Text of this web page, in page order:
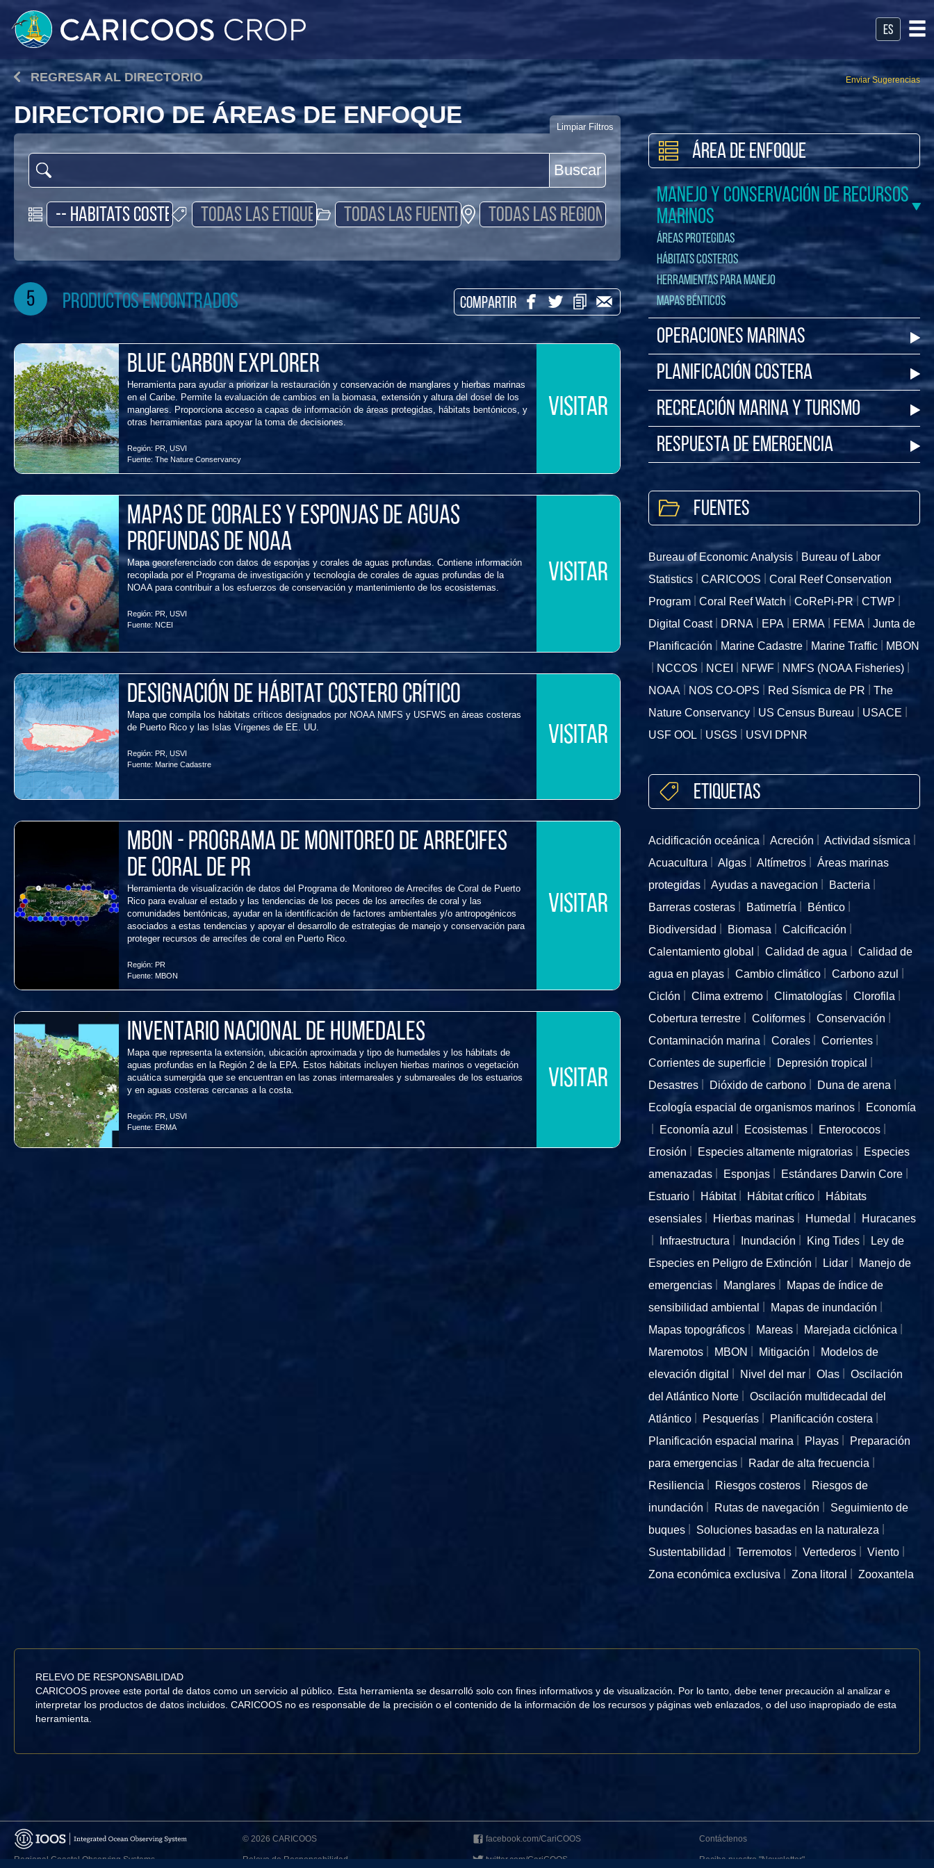
es
REGRESAR AL DIRECTORIO Enviar Sugerencias
DIRECTORIO DE ÁREAS DE ENFOQUE
Buscar
Limpiar Filtros
5 productos encontrados COMPARTIR
Blue Carbon Explorer
Herramienta para ayudar a priorizar la restauración y conservación de manglares y hierbas marinas
en el Caribe. Permite la evaluación de cambios en la biomasa, extensión y altura del dosel de los
manglares. Proporciona acceso a capas de información de áreas protegidas, hábitats bentónicos, y
otras herramientas para apoyar la toma de decisiones.
Región: PR USVI
Fuente: The Nature Conservancy
VISITAR
Mapas de corales y esponjas de aguas
profundas de NOAA
Mapa georeferenciado con datos de esponjas y corales de aguas profundas. Contiene información
recopilada por el Programa de investigación y tecnología de corales de aguas profundas de la
NOAA para contribuir a los esfuerzos de conservación y mantenimiento de los ecosistemas.
Región: PR USVI
Fuente: NCEI
VISITAR
Designación de hábitat costero crítico
Mapa que compila los hábitats críticos designados por NOAA NMFS y USFWS en áreas costeras
de Puerto Rico y las Islas Vírgenes de EE. UU.
Región: PR, USVI
Fuente: Marine Cadastre
VISITAR
MBON - Programa de Monitoreo de Arrecifes
de Coral de PR
Herramienta de visualización de datos del Programa de Monitoreo de Arrecifes de Coral de Puerto
Rico para evaluar el estado y las tendencias de los peces de los arrecifes de coral y las
comunidades bentónicas, ayudar en la identificación de factores ambientales y/o antropogénicos
asociados a estas tendencias y apoyar el desarrollo de estrategias de manejo y conservación para
proteger recursos de arrecifes de coral en Puerto Rico.
Región: PR
Fuente: MBON
VISITAR
Inventario Nacional de Humedales
Mapa que representa la extensión, ubicación aproximada y tipo de humedales y los hábitats de
aguas profundas en la Región 2 de la EPA. Estos hábitats incluyen hierbas marinos o vegetación
acuática sumergida que se encuentran en las zonas intermareales y submareales de los estuarios
y en aguas costeras cercanas a la costa.
Región: PR, USVI
Fuente: ERMA
VISITAR
Área de Enfoque
Manejo y Conservación de Recursos
Marinos
Áreas Protegidas
Hábitats Costeros
Herramientas para Manejo
Mapas Bénticos
Operaciones Marinas
Planificación Costera
Recreación Marina y Turismo
Respuesta de Emergencia
Fuentes
Bureau of Economic Analysis
Bureau of Labor
Statistics
CARICOOS
Coral Reef Conservation
Program
Coral Reef Watch CoRePi-PR
CTWP
Digital Coast
DRNA EPA ERMA FEMA
Junta de
Planificación
Marine Cadastre Marine Traffic
MBON
NCCOS
NCEI NFWF
NMFS (NOAA Fisheries)
NOAA
NOS CO-OPS Red Sísmica de PR
The
Nature Conservancy
US Census Bureau
USACE
USF OOL
USGS USVI DPNR
Etiquetas
Acidificación oceánica Acreción
Actividad sísmica
Acuacultura
Algas Altímetros
Áreas marinas
protegidas
Ayudas a navegacion
Bacteria
Barreras costeras
Batimetría
Béntico
Biodiversidad
Biomasa
Calcificación
Calentamiento global
Calidad de agua
Calidad de
agua en playas
Cambio climático
Carbono azul
Ciclón
Clima extremo Climatologías
Clorofila
Cobertura terrestre
Coliformes
Conservación
Contaminación marina
Corales
Corrientes
Corrientes de superficie
Depresión tropical
Desastres
Dióxido de carbono
Duna de arena
Ecología espacial de organismos marinos
Economía
Economía azul
Ecosistemas
Enterococos
Erosión
Especies altamente migratorias
Especies
amenazadas
Esponjas
Estándares Darwin Core
Estuario
Hábitat Hábitat crítico
Hábitats
esensiales
Hierbas marinas Humedal
Huracanes
Infraestructura
Inundación King Tides
Ley de
Especies en Peligro de Extinción
Lidar
Manejo de
emergencias
Manglares
Mapas de índice de
sensibilidad ambiental
Mapas de inundación
Mapas topográficos
Mareas
Marejada ciclónica
Maremotos
MBON Mitigación
Modelos de
elevación digital
Nivel del mar Olas
Oscilación
del Atlántico Norte
Oscilación multidecadal del
Atlántico
Pesquerías
Planificación costera
Planificación espacial marina
Playas
Preparación
para emergencias
Radar de alta frecuencia
Resiliencia
Riesgos costeros
Riesgos de
inundación
Rutas de navegación
Seguimiento de
buques
Soluciones basadas en la naturaleza
Sustentabilidad
Terremotos Vertederos
Viento
Zona económica exclusiva
Zona litoral Zooxantela
RELEVO DE RESPONSABILIDAD
CARICOOS provee este portal de datos como un servicio al público. Esta herramienta se desarrolló solo con fines informativos y de visualización. Por lo tanto, debe tener precaución al analizar e
interpretar los productos de datos incluidos. CARICOOS no es responsable de la precisión o el contenido de la información de los recursos y páginas web enlazados, o del uso inapropiado de esta
herramienta.
Regional Coastal Observing Systems
© 2026 CARICOOS
Relevo de Responsabilidad
facebook.com/CariCOOS
twitter.com/CariCOOS
Contáctenos
Reciba nuestro "Newsletter"